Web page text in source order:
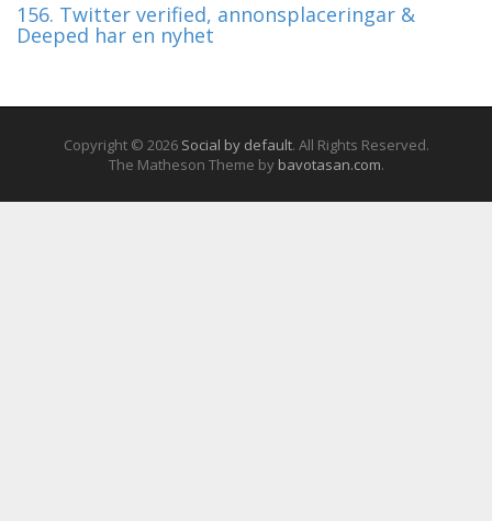
156. Twitter verified, annonsplaceringar &
Deeped har en nyhet
Copyright © 2026 Social by default. All Rights Reserved.
The Matheson Theme by bavotasan.com.